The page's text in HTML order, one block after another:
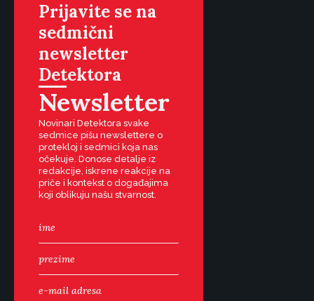
Prijavite se na
sedmični
newsletter
Detektora
Newsletter
Novinari Detektora svake
sedmice pišu newslettere o
protekloj i sedmici koja nas
očekuje. Donose detalje iz
redakcije, iskrene reakcije na
priče i kontekst o događajima
koji oblikuju našu stvarnost.